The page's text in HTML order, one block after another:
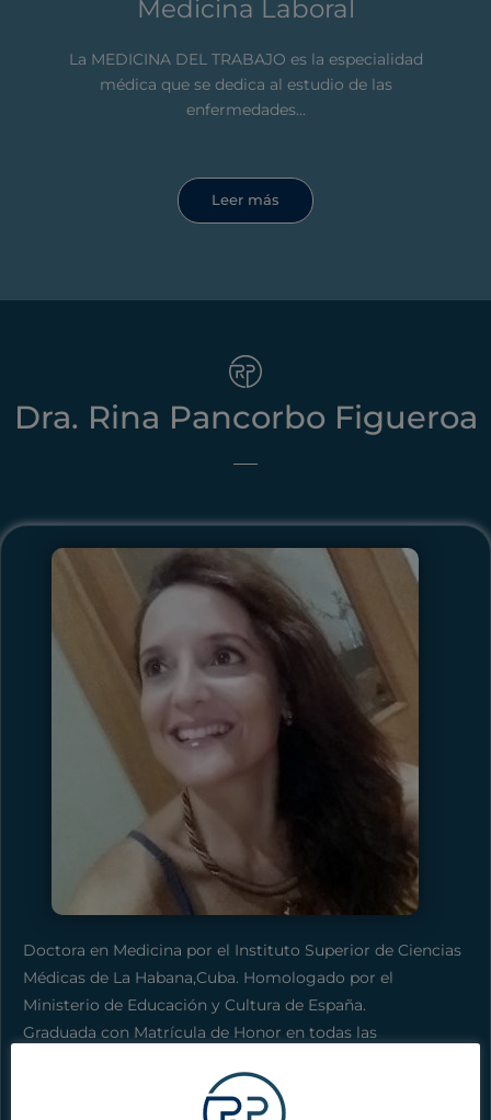
Medicina Laboral
La MEDICINA DEL TRABAJO es la especialidad
médica que se dedica al estudio de las
enfermedades...
Leer más
Dra. Rina Pancorbo Figueroa
Doctora en Medicina por el Instituto Superior de Ciencias
Médicas de La Habana,Cuba. Homologado por el
Ministerio de Educación y Cultura de España.
Graduada con Matrícula de Honor en todas las
Especialista en Medicina del Deporte, Vía MIR,